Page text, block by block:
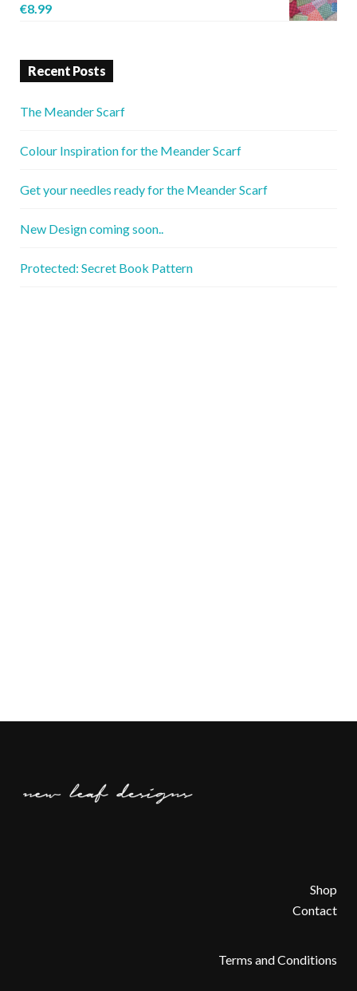
€8.99
Recent Posts
The Meander Scarf
Colour Inspiration for the Meander Scarf
Get your needles ready for the Meander Scarf
New Design coming soon..
Protected: Secret Book Pattern
Shop
Contact
Terms and Conditions